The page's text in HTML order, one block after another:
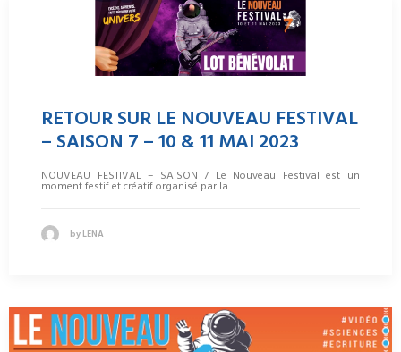
RETOUR SUR LE NOUVEAU FESTIVAL
– SAISON 7 – 10 & 11 MAI 2023
NOUVEAU FESTIVAL – SAISON 7 Le Nouveau Festival est un
moment festif et créatif organisé par la…
by LENA